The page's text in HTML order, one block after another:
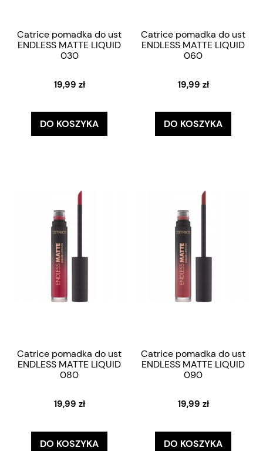
Catrice pomadka do ust
ENDLESS MATTE LIQUID
030
19,99 zł
DO KOSZYKA
Catrice pomadka do ust
ENDLESS MATTE LIQUID
060
19,99 zł
DO KOSZYKA
Catrice pomadka do ust
ENDLESS MATTE LIQUID
080
19,99 zł
DO KOSZYKA
Catrice pomadka do ust
ENDLESS MATTE LIQUID
090
19,99 zł
DO KOSZYKA